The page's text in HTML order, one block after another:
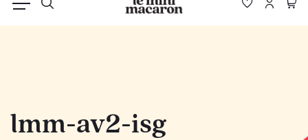
lmm-av2-isg